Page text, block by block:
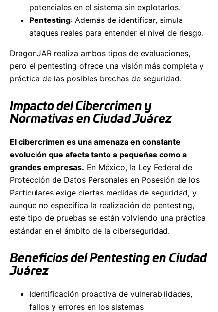
potenciales en el sistema sin explotarlos.
Pentesting: Además de identificar, simula
ataques reales para entender el nivel de riesgo.
DragonJAR realiza ambos tipos de evaluaciones,
pero el pentesting ofrece una visión más completa y
práctica de las posibles brechas de seguridad.
Impacto del Cibercrimen y
Normativas en Ciudad Juárez
El cibercrimen es una amenaza en constante
evolución que afecta tanto a pequeñas como a
grandes empresas. En México, la Ley Federal de
Protección de Datos Personales en Posesión de los
Particulares exige ciertas medidas de seguridad, y
aunque no especifica la realización de pentesting,
este tipo de pruebas se están volviendo una práctica
estándar en el ámbito de la ciberseguridad.
Beneficios del Pentesting en Ciudad
Juárez
Identificación proactiva de vulnerabilidades,
fallos y errores en los sistemas